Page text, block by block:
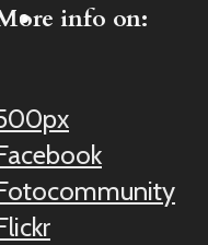
info on: